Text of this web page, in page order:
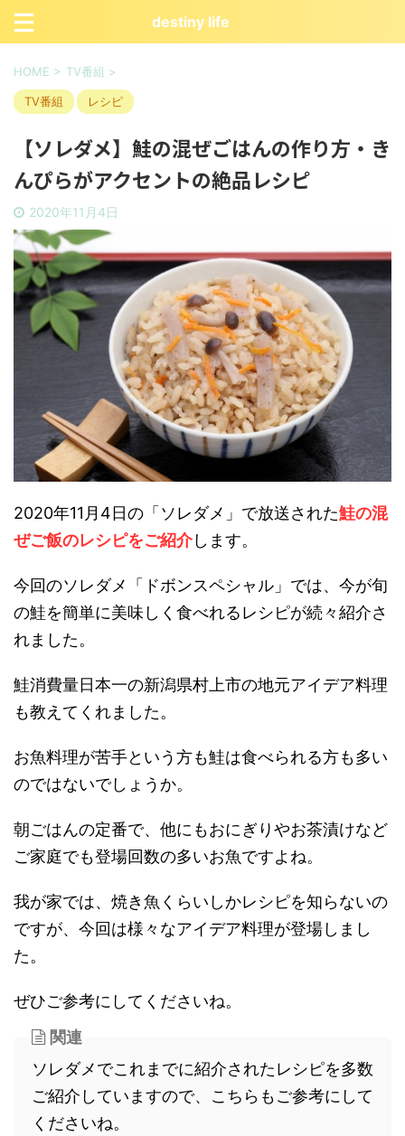
destiny life
HOME > TV番組 >
TV番組 レシピ
【ソレダメ】鮭の混ぜごはんの作り方・き
んぴらがアクセントの絶品レシピ
2020年11月4日
2020年11月4日の「ソレダメ」で放送された鮭の混
ぜご飯のレシピをご紹介します。
今回のソレダメ「ドボンスペシャル」では、今が旬
の鮭を簡単に美味しく食べれるレシピが続々紹介さ
れました。
鮭消費量日本一の新潟県村上市の地元アイデア料理
も教えてくれました。
お魚料理が苦手という方も鮭は食べられる方も多い
のではないでしょうか。
朝ごはんの定番で、他にもおにぎりやお茶漬けなど
ご家庭でも登場回数の多いお魚ですよね。
我が家では、焼き魚くらいしかレシピを知らないの
ですが、今回は様々なアイデア料理が登場しまし
た。
ぜひご参考にしてくださいね。
関連
ソレダメでこれまでに紹介されたレシピを多数
ご紹介していますので、こちらもご参考にして
くださいね。